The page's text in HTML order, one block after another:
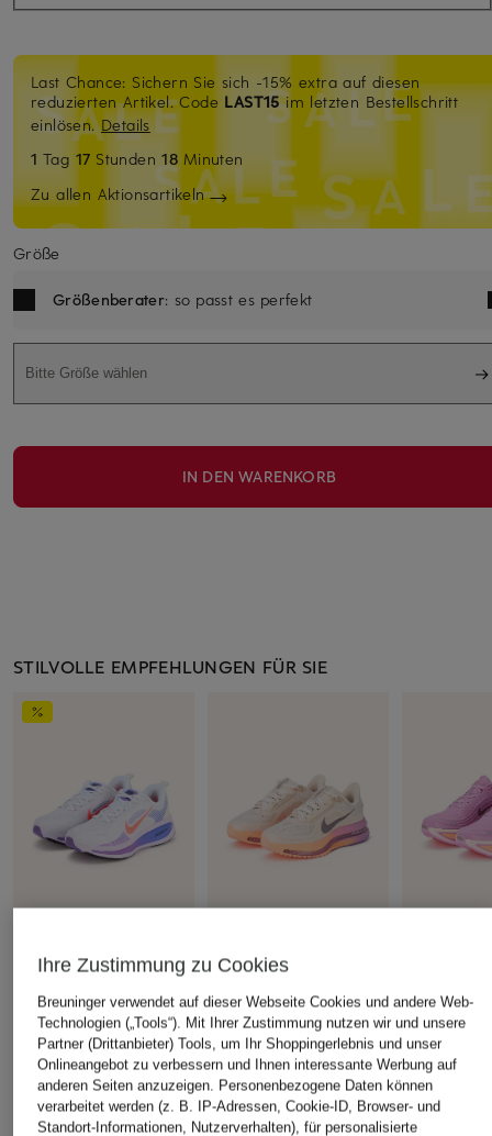
Last Chance: Sichern Sie sich -15% extra auf diesen
reduzierten Artikel. Code LAST15im letzten Bestellschritt
einlösen.Details
1 Tag 17 Stunden18 Minuten
Zu allen Aktionsartikeln
Größe
Größenberater: so passt es perfekt
Bitte Größe wählen
IN DEN WARENKORB
STILVOLLE EMPFEHLUNGEN FÜR SIE
+Aktionsrabatt
Nike
Laufschuhe VOMERO 18
119,99 €
Bestpreis:149,99 €
Nike
PREMIUM
209,99 €
Nike
Laufschuhe
PLUS
129,99 €
Bestpreis:
Ihre Zustimmung zu Cookies
Breuninger verwendet auf dieser Webseite Cookies und andere Web-
Technologien („Tools“). Mit Ihrer Zustimmung nutzen wir und unsere
Partner (Drittanbieter) Tools, um Ihr Shoppingerlebnis und unser
Onlineangebot zu verbessern und Ihnen interessante Werbung auf
anderen Seiten anzuzeigen. Personenbezogene Daten können
verarbeitet werden (z. B. IP-Adressen, Cookie-ID, Browser- und
Standort-Informationen, Nutzerverhalten), für personalisierte